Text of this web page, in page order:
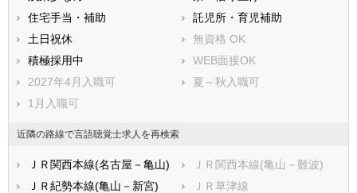
住宅手当・補助
託児所・育児補助
土日祝休
無資格 OK
積極採用中
WEB面接OK
2027年4月入職可
夏～秋入職可
1月入職可
近隣の路線で言語聴覚士求人を再検索
ＪＲ関西本線(名古屋－亀山)
ＪＲ関西本線(亀山－難波)
ＪＲ紀勢本線(亀山－新宮)
ＪＲ草津線